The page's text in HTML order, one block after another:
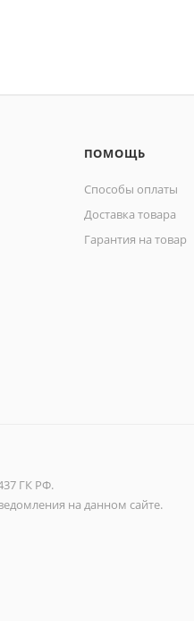
ПОМОЩЬ
Способы оплаты
Доставка товара
Гарантия на товар
ГК РФ.
на данном сайте.